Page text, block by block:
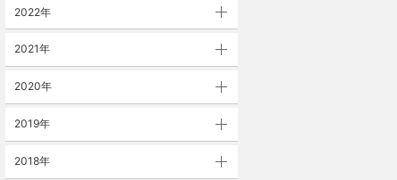
2022年
2021年
2020年
2019年
2018年